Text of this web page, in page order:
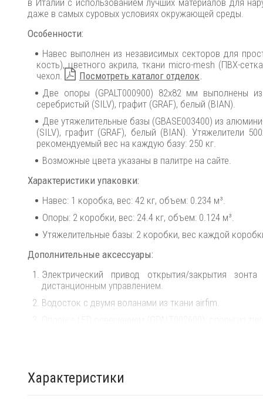
в Италии с использованием лучших материалов для
даже в самых суровых условиях окружающей среды.
Особенности:
Навес выполнен из независимых секторов для
кость), цветного акрила, ткани micro-mesh (ПВХ-
чехол.
Посмотреть каталог отделок.
Две опоры (GPALT000900) 82х82 мм выполнены
серебристый (SILV), графит (GRAF), белый (BIAN).
Две утяжелительные базы (GBASE003400) из
(SILV), графит (GRAF), белый (BIAN). Утяжелители
рекомендуемый вес на каждую базу: 250 кг.
Возможные цвета указаны в палитре на сайте.
Характеристики упаковки:
Навес: 1 коробка, вес: 42 кг, объем: 0.234 м³.
Опоры: 2 коробки, вес: 24.4 кг, объем: 0.124 м³.
Утяжелительные базы: 2 коробки, вес каждой
Дополнительные аксессуары:
Электрический привод открытия/закрытия
дистанционным управлением.
Водосток с двумя воланами из ткани airfim.
База для крепления в грунт STYLO UNIV+PR
Характеристики